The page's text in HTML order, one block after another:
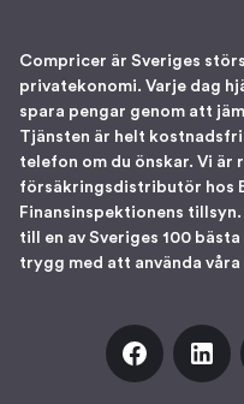
Compricer är Sveriges
privatekonomi. Varje dag
spara pengar genom att
Tjänsten är helt
telefon om du önskar. Vi är
försäkringsdistributör hos
Finansinspektionens
till en av Sveriges 100
trygg med att använda